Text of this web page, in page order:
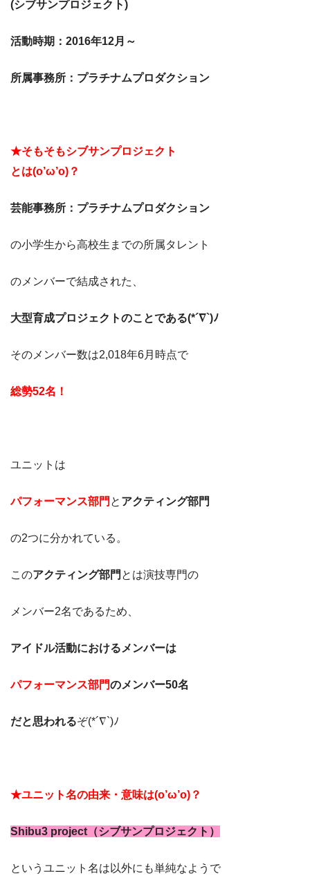
(シブサンプロジェクト)
活動時期：2016年12月～
所属事務所：プラチナムプロダクション
★そもそもシブサンプロジェクト
とは(o’ω’o)？
芸能事務所：プラチナムプロダクション
の小学生から高校生までの所属タレント
のメンバーで結成された、
大型育成プロジェクトのことである(*´∇`)ﾉ
そのメンバー数は2,018年6月時点で
総勢52名！
ユニットは
パフォーマンス部門 と アクティング部門
の2つに分かれている。
このアクティング部門 とは演技専門の
メンバー2名であるため、
アイドル活動におけるメンバーは
パフォーマンス部門のメンバー50名
だと思われるぞ(*´∇`)ﾉ
★ユニット名の由来・意味は(o’ω’o)？
Shibu3 project（シブサンプロジェクト）
というユニット名は以外にも単純なようで